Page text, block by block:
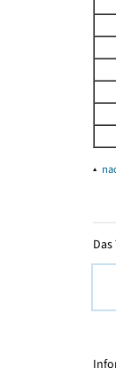
▴